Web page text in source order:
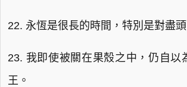
22. 永恆是很長的時間，特別是對盡頭
23. 我即使被關在果殼之中，仍自以
王。